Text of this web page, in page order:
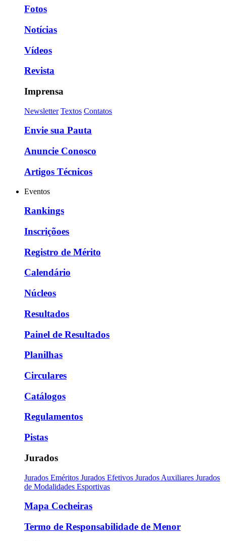
Fotos
Notícias
Vídeos
Revista
Imprensa
Newsletter Textos Contatos
Envie sua Pauta
Anuncie Conosco
Artigos Técnicos
Eventos
Rankings
Inscriçõoes
Registro de Mérito
Calendário
Núcleos
Resultados
Painel de Resultados
Planilhas
Circulares
Catálogos
Regulamentos
Pistas
Jurados
Jurados Eméritos Jurados Efetivos Jurados Auxiliares Jurados
de Modalidades Esportivas
Mapa Cocheiras
Termo de Responsabilidade de Menor